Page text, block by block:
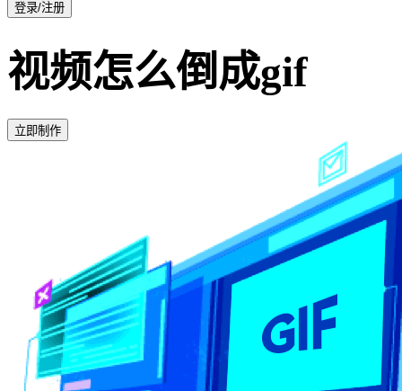
登录/注册
视频怎么倒成gif
立即制作